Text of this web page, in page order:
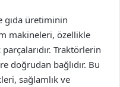
gıda üretiminin
makineleri, özellikle
Traktörlerin
doğrudan bağlıdır. Bu
sağlamlık ve